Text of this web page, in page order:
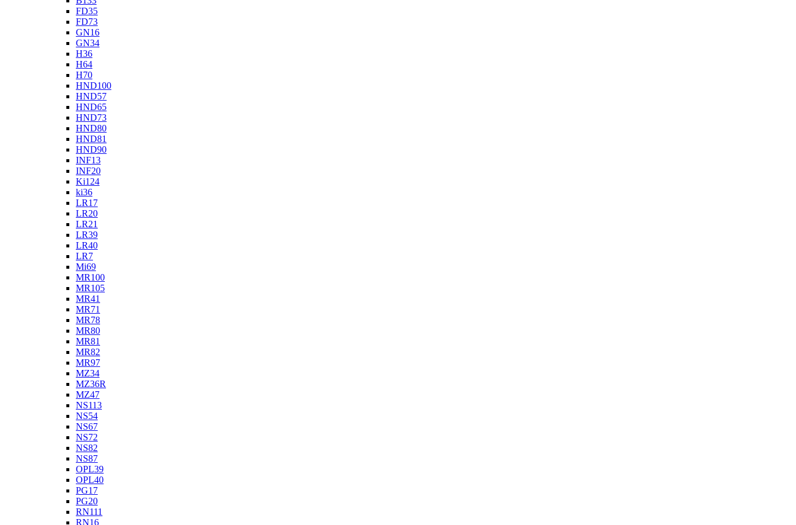
FD35
FD73
GN16
GN34
H36
H64
H70
HND100
HND57
HND65
HND73
HND80
HND81
HND90
INF13
INF20
Ki124
ki36
LR17
LR20
LR21
LR39
LR40
LR7
Mi69
MR100
MR105
MR41
MR71
MR78
MR80
MR81
MR82
MR97
MZ34
MZ36R
MZ47
NS113
NS54
NS67
NS72
NS82
NS87
OPL39
OPL40
PG17
PG20
RN111
RN16